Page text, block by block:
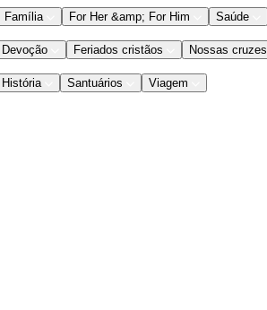
Família For Her &amp; For Him Saúde
Devoção Feriados cristãos Nossas cruzes
História Santuários Viagem